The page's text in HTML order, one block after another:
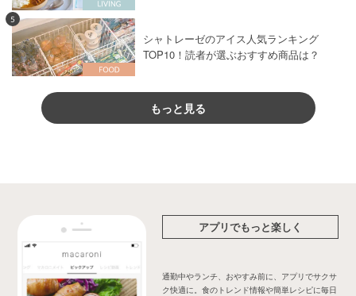
5
シャトレーゼのアイス人気ランキング
TOP10！読者が選ぶおすすめ商品は？
もっと見る
アプリでもっと楽しく
通勤中やランチ、おやすみ前に、アプリでサクサ
ク快適に。食のトレンド情報や簡単レシピに毎日